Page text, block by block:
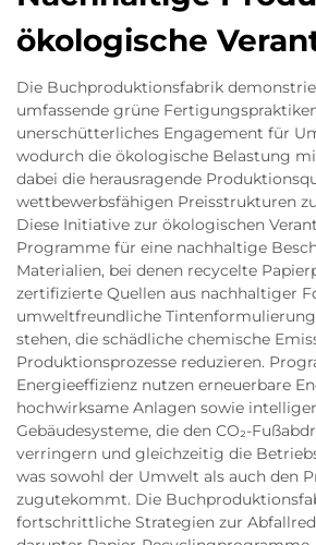
ökologische
Die Buchproduktionsfabrik
umfassende grüne
unerschütterliches Engagement für
wodurch die ökologische Belastung
dabei die herausragende
wettbewerbsfähigen Preisstrukturen
Diese Initiative zur ökologischen
Programme für eine nachhaltige
Materialien, bei denen recycelte
zertifizierte Quellen aus nachhaltiger
umweltfreundliche
stehen, die schädliche chemische
Produktionsprozesse reduzieren.
Energieeffizienz nutzen erneuerbare
hochwirksame Anlagen sowie
Gebäudesysteme, die den CO₂-
verringern und gleichzeitig die
was sowohl der Umwelt als auch den
zugutekommt. Die
fortschrittliche Strategien zur